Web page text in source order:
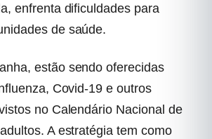
enfrenta dificuldades para
de saúde.
estão sendo oferecidas
Covid-19 e outros
no Calendário Nacional de
A estratégia tem como